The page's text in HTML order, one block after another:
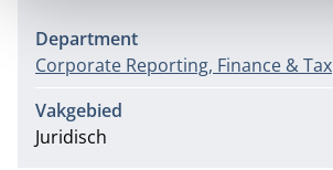
Department
Corporate Reporting, Finance & Tax
Vakgebied
Juridisch